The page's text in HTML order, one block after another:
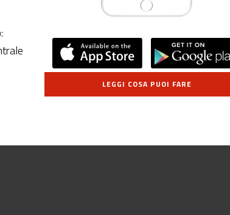
LEGGI COSA PUOI FARE